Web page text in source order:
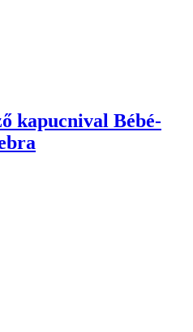
kapucnival Bébé-